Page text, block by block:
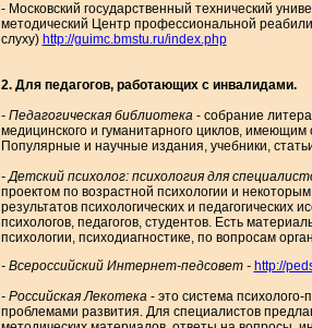
- Московский государственный технический
методический Центр профессиональной
слуху) http://guimc.bmstu.ru/index.php
2. Для педагогов, работающих с инвалидами.
- Педагогическая библиотека- собрание
медицинского и гуманитарного циклов,
Популярные и научные издания, учебники,
- Детский психолог: психология для
проектом по возрастной психологии и
результатов психологических и
психологов, педагогов, студентов. Есть
психологии, психодиагностике, по вопросам
- Всероссийский Интернет-педсовет - http://
- Российская Лекотека- это система психолого-
проблемами развития. Для специалистов